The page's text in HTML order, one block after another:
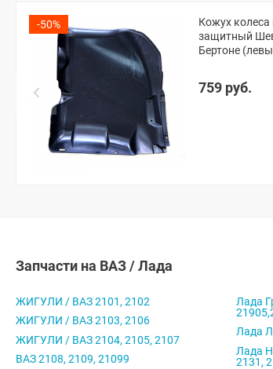
-50%
Кожух колеса
защитный
Бертоне
759 руб.
Запчасти на ВАЗ / Лада
ЖИГУЛИ / ВАЗ 2101, 2102
ЖИГУЛИ / ВАЗ 2103, 2106
ЖИГУЛИ / ВАЗ 2104, 2105, 2107
ВАЗ 2108, 2109, 21099
Лада
Лада
Лада
2131,